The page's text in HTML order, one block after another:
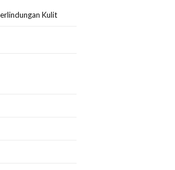
Kulit